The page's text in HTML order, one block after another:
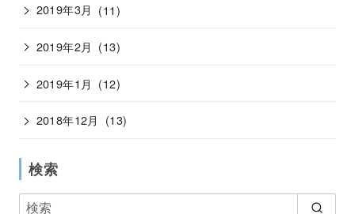
2019年3月 (11)
2019年2月 (13)
2019年1月 (12)
2018年12月 (13)
検索